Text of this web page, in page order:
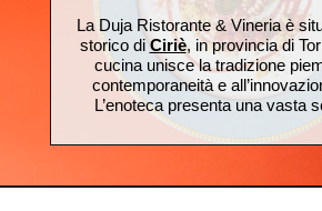
La Duja Ristorante & Vineria è
storico di Ciriè, in provincia di
cucina unisce la tradizione
contemporaneità e
L’enoteca presenta una vasta